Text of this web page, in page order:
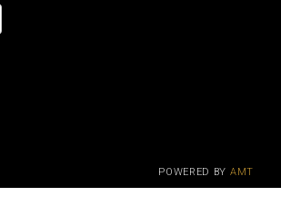
POWERED BY AMT